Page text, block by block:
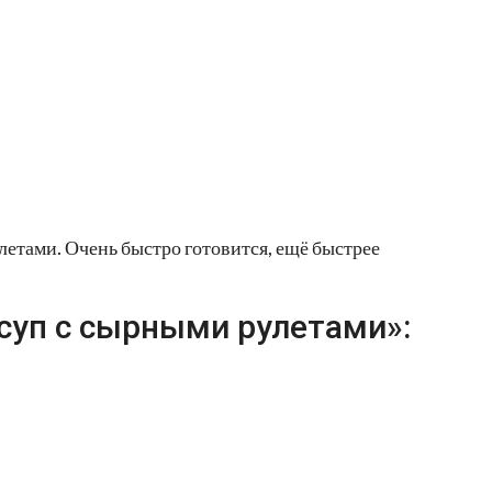
Очень быстро готовится, ещё быстрее
с сырными рулетами»: